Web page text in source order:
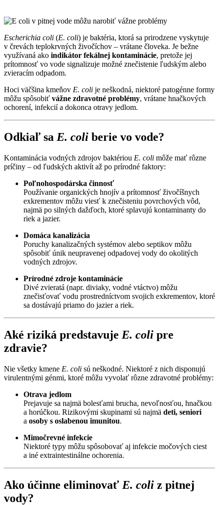
Escherichia coli (E. coli) je baktéria, ktorá sa prirodzene vyskytuje
v črevách teplokrvných živočíchov – vrátane človeka. Je bežne
využívaná ako indikátor fekálnej kontaminácie, pretože jej
prítomnosť vo vode signalizuje možné znečistenie ľudským alebo
zvieracím odpadom.
Hoci väčšina kmeňov E. coli je neškodná, niektoré patogénne formy
môžu spôsobiť vážne zdravotné problémy, vrátane hnačkových
ochorení, infekcií a dokonca otravy jedlom.
Odkiaľ sa E. coli berie vo vode?
Kontaminácia vodných zdrojov baktériou E. coli môže mať rôzne
príčiny – od ľudských aktivít až po prírodné faktory:
Poľnohospodárska činnosť
Používanie organických hnojív a prítomnosť živočíšnych
exkrementov môžu viesť k znečisteniu povrchových vôd,
najmä po silných dažďoch, ktoré splavujú kontaminanty do
riek a jazier.
Domáca kanalizácia
Poruchy kanalizačných systémov alebo septikov môžu
spôsobiť únik neupravenej odpadovej vody do okolitých
vodných zdrojov.
Prírodné zdroje kontaminácie
Divé zvieratá (napr. diviaky, vodné vtáctvo) môžu
znečisťovať vodu prostredníctvom svojich exkrementov, ktoré
sa dostávajú priamo do jazier a riek.
Aké riziká predstavuje E. coli pre
zdravie?
Nie všetky kmene E. coli sú neškodné. Niektoré z nich disponujú
virulentnými génmi, ktoré môžu vyvolať rôzne zdravotné problémy:
Otrava jedlom
Prejavuje sa najmä bolesťami brucha, nevoľnosťou, hnačkou
a horúčkou. Rizikovými skupinami sú najmä deti, seniori
a osoby s oslabenou imunitou.
Mimočrevné infekcie
Niektoré typy môžu spôsobovať aj infekcie močových ciest
a iné extraintestinálne ochorenia.
Ako účinne eliminovať E. coli z pitnej
vody?